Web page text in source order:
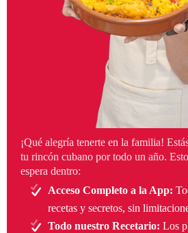
¡Qué alegría tenerte en la familia!
tu rincón cubano por todo un año.
espera dentro:
Acceso Completo a la App:
recetas y secretos, sin
Todo nuestro Recetario: Los